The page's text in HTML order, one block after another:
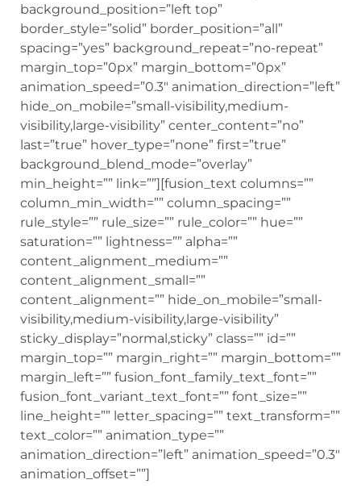
background_position=”left top”
border_style=”solid” border_position=”all”
spacing=”yes” background_repeat=”no-repeat”
margin_top=”0px” margin_bottom=”0px”
animation_speed=”0.3″ animation_direction=”left”
hide_on_mobile=”small-visibility,medium-
visibility,large-visibility” center_content=”no”
last=”true” hover_type=”none” first=”true”
background_blend_mode=”overlay”
min_height=”” link=””][fusion_text columns=””
column_min_width=”” column_spacing=””
rule_style=”” rule_size=”” rule_color=”” hue=””
saturation=”” lightness=”” alpha=””
content_alignment_medium=””
content_alignment_small=””
content_alignment=”” hide_on_mobile=”small-
visibility,medium-visibility,large-visibility”
sticky_display=”normal,sticky” class=”” id=””
margin_top=”” margin_right=”” margin_bottom=””
margin_left=”” fusion_font_family_text_font=””
fusion_font_variant_text_font=”” font_size=””
line_height=”” letter_spacing=”” text_transform=””
text_color=”” animation_type=””
animation_direction=”left” animation_speed=”0.3″
animation_offset=””]